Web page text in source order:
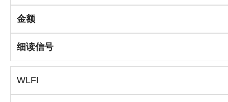
金额
细读信号
WLFI